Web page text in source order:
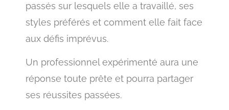
passés sur lesquels elle a travaillé, ses
styles préférés et comment elle fait face
aux défis imprévus.
Un professionnel expérimenté aura une
réponse toute prête et pourra partager
ses réussites passées.